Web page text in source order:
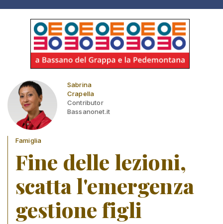
Sabrina
Crapella
Contributor
Bassanonet.it
Famiglia
Fine delle lezioni,
scatta l'emergenza
gestione figli